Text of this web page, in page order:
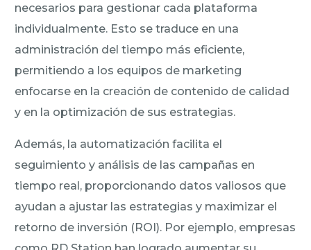
necesarios para gestionar cada plataforma
individualmente. Esto se traduce en una
administración del tiempo más eficiente,
permitiendo a los equipos de marketing
enfocarse en la creación de contenido de calidad
y en la optimización de sus estrategias.
Además, la automatización facilita el
seguimiento y análisis de las campañas en
tiempo real, proporcionando datos valiosos que
ayudan a ajustar las estrategias y maximizar el
retorno de inversión (ROI). Por ejemplo, empresas